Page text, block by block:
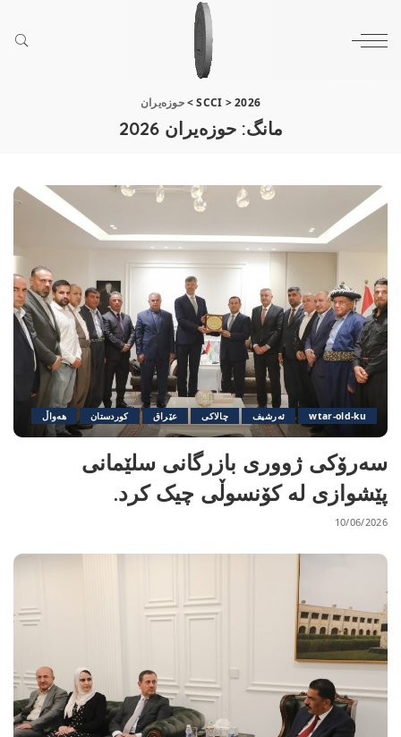
SCCI >2026
>حوزه‌یران
مانگ:حوزه‌یران 2026
wtar-old-ku ئەرشیف چالاکی عێراق کوردستان هەواڵ
سەرۆکی ژووری بازرگانی سلێمانی
پێشوازی لە کۆنسوڵی چیک کرد.
10/06/2026